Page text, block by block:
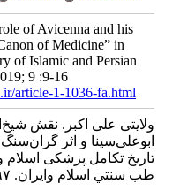
of Avicenna and his
of Medicine” in
of Islamic and Persian
9 :9-16
article-1-1036-fa.html
ولایتی علی اکبر. نقش
ابوعلی‌سینا و اثر
تاریخ تکامل پزشکی اسلام
طب سنتي اسلام وايران. ۱۳۹۷; ۹